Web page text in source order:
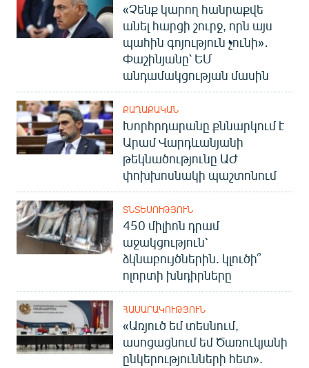
«Չենք կարող հանրաքվե
անել հարցի շուրջ, որն այս
պահին գոյություն չունի»․
Փաշինյանը՝ ԵՄ
անդամակցության մասին
ՔԱՂԱՔԱԿԱՆ
Խորհրդարանը քննարկում է
Արամ Վարդևանյանի
թեկնածությունը ԱԺ
փոխխոսնակի պաշտոնում
ՏՆՏԵՍՈՒԹՅՈՒՆ
450 միլիոն դրամ
աջակցություն՝
ձկնաբույծներին. կլուծի՞
ոլորտի խնդիրները
ՀԱՍԱՐԱԿՈՒԹՅՈՒՆ
«Առյուծ եմ տեսնում,
ասոցացնում եմ Ծառուկյանի
ընկերությունների հետ».